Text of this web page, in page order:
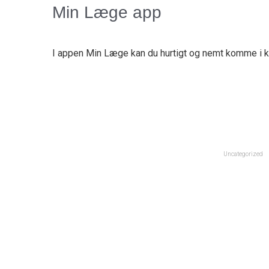
Min Læge app
I appen Min Læge kan du hurtigt og nemt komme
Uncategorized